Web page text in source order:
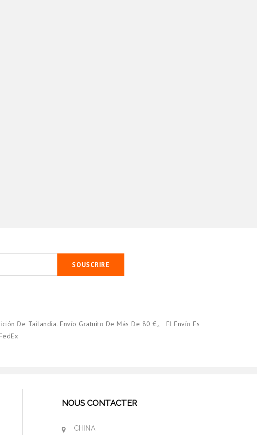
SOUSCRIRE
De Tailandia. Envío Gratuito De Más De 80 €。 El Envío Es
NOUS CONTACTER
CHINA